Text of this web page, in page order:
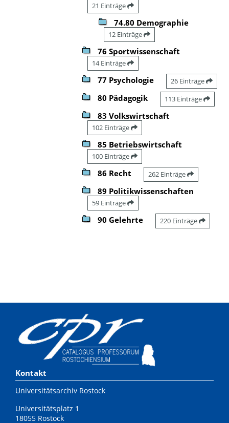
21 Einträge
74.80 Demographie
12 Einträge
76 Sportwissenschaft
14 Einträge
77 Psychologie 26 Einträge
80 Pädagogik 113 Einträge
83 Volkswirtschaft
102 Einträge
85 Betriebswirtschaft
100 Einträge
86 Recht 262 Einträge
89 Politikwissenschaften
59 Einträge
90 Gelehrte 220 Einträge
Kontakt
Universitätsarchiv Rostock
Universitätsplatz 1
18055 Rostock